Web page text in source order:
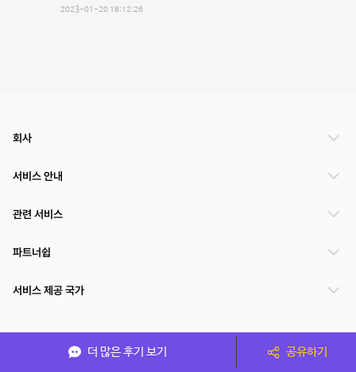
2023-01-20 18:12:26
더 많은 후기 보기 공유하기
회사
서비스 안내
관련 서비스
파트너쉽
서비스 제공 국가
(주)NSPACE 사업자정보